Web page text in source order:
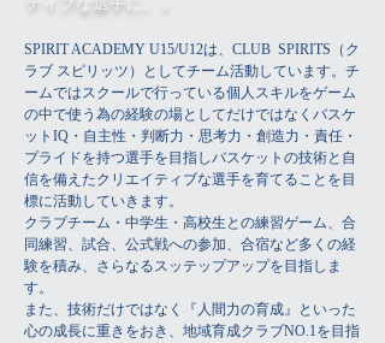
SPIRIT ACADEMY U15/U12は、CLUB SPIRITS（ク
ラブ スピリッツ）としてチーム活動しています。チ
ームではスクールで行っている個人スキルをゲーム
の中で使う為の経験の場としてだけではなくバスケ
ットIQ・自主性・判断力・思考力・創造力・責任・
プライドを持つ選手を目指しバスケットの技術と自
信を備えたクリエイティブな選手を育てることを目
標に活動していきます。
クラブチーム・中学生・高校生との練習ゲーム、合
同練習、試合、公式戦への参加、合宿など多くの経
験を積み、さらなるスッテップアップを目指しま
す。
また、技術だけではなく『人間力の育成』といった
心の成長に重きをおき、地域育成クラブNO.1を目指